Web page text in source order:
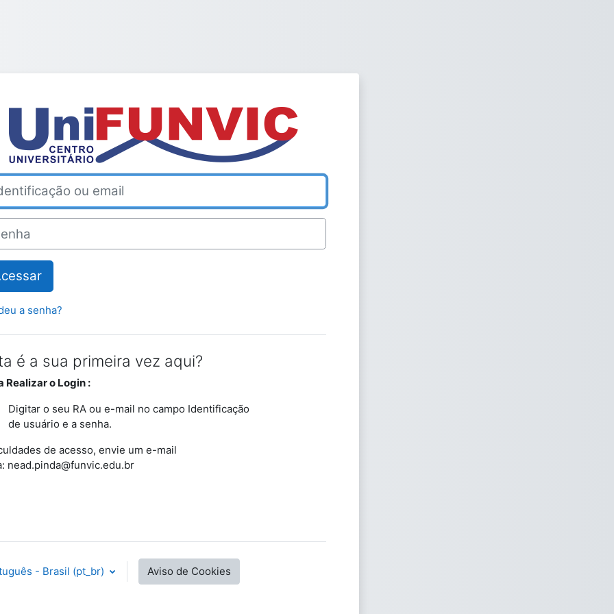
Acesso a UniFUNVIC - Aula Virtual Campus
ou email
a senha?
é a sua primeira vez aqui?
Realizar o Login :
Digitar o seu RA ou e-mail no campo Identificação
de usuário e a senha.
de acesso, envie um e-mail
nead.pinda@funvic.edu.br
- Brasil ‎(pt_br)‎ Aviso de Cookies